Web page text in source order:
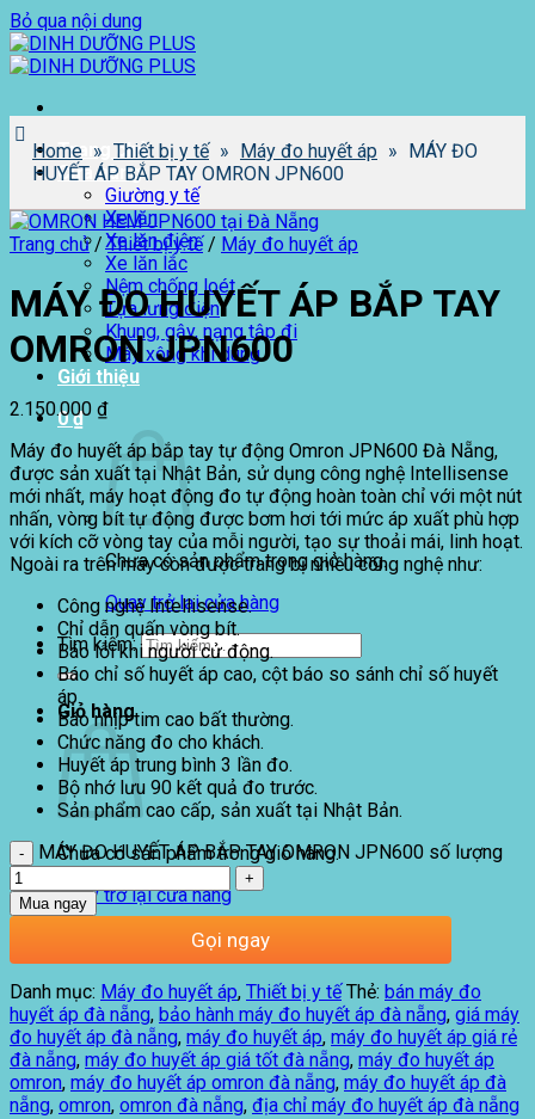
Bỏ qua nội dung
Trang chủ
Cửa hàng
Giường y tế
Xe lăn
Xe lăn điện
Xe lăn lắc
Nệm chống loét
Tựa lưng điện
Khung, gậy, nạng tập đi
Máy xông khí dung
Giới thiệu
0₫
Chưa có sản phẩm trong giỏ hàng.
Quay trở lại cửa hàng
Tìm kiếm:
Giỏ hàng
Chưa có sản phẩm trong giỏ hàng.
Quay trở lại cửa hàng
Home » Thiết bị y tế » Máy đo huyết áp » MÁY ĐO
HUYẾT ÁP BẮP TAY OMRON JPN600
Trang chủ / Thiết bị y tế / Máy đo huyết áp
MÁY ĐO HUYẾT ÁP BẮP TAY
OMRON JPN600
2.150.000 ₫
Máy đo huyết áp bắp tay tự động Omron JPN600 Đà Nẵng,
được sản xuất tại Nhật Bản, sử dụng công nghệ Intellisense
mới nhất, máy hoạt động đo tự động hoàn toàn chỉ với một nút
nhấn, vòng bít tự động được bơm hơi tới mức áp xuất phù hợp
với kích cỡ vòng tay của mỗi người, tạo sự thoải mái, linh hoạt.
Ngoài ra trên máy còn được trang bị nhiều công nghệ như:
Công nghệ Intellisense.
Chỉ dẫn quấn vòng bít.
Báo lỗi khi người cử động.
Báo chỉ số huyết áp cao, cột báo so sánh chỉ số huyết
áp.
Báo nhịp tim cao bất thường.
Chức năng đo cho khách.
Huyết áp trung bình 3 lần đo.
Bộ nhớ lưu 90 kết quả đo trước.
Sản phẩm cao cấp, sản xuất tại Nhật Bản.
MÁY ĐO HUYẾT ÁP BẮP TAY OMRON JPN600 số lượng
Mua ngay
Gọi ngay
Danh mục: Máy đo huyết áp, Thiết bị y tế Thẻ: bán máy đo
huyết áp đà nẵng, bảo hành máy đo huyết áp đà nẵng, giá máy
đo huyết áp đà nẵng, máy đo huyết áp, máy đo huyết áp giá rẻ
đà nẵng, máy đo huyết áp giá tốt đà nẵng, máy đo huyết áp
omron, máy đo huyết áp omron đà nẵng, máy đo huyết áp đà
nẵng, omron, omron đà nẵng, địa chỉ máy đo huyết áp đà nẵng